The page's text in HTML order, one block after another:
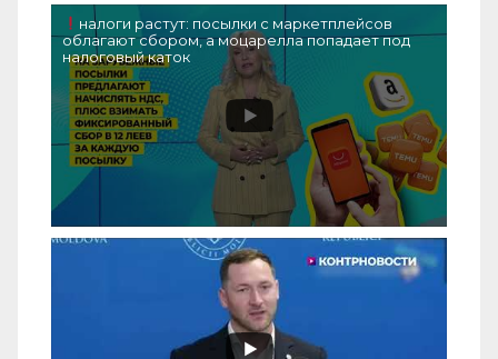
налоги растут: посылки с маркетплейсов
облагают сбором, а моцарелла попадает под
налоговый каток